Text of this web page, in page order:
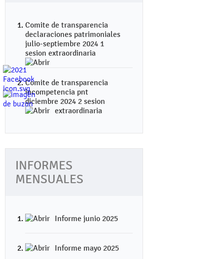
Comite de transparencia
declaraciones patrimoniales
julio-septiembre 2024 1
sesion extraordinaria
Comite de transparencia
incompetencia pnt
diciembre 2024 2 sesion
extraordinaria
INFORMES
MENSUALES
Informe junio 2025
Informe mayo 2025